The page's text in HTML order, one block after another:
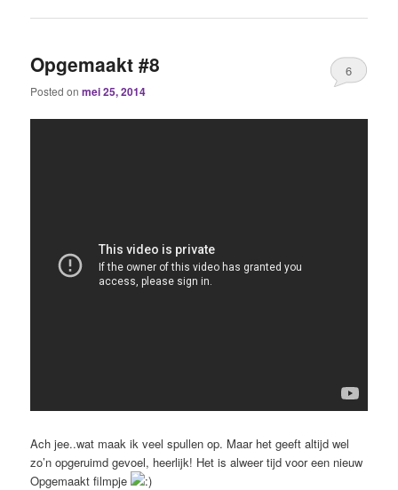
Opgemaakt #8
Posted onmei 25, 2014
6
Ach jee..wat maak ik veel spullen op. Maar het geeft altijd wel
zo’n opgeruimd gevoel, heerlijk! Het is alweer tijd voor een nieuw
Opgemaakt filmpje